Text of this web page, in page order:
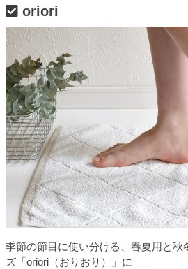
oriori
季節の節目に使い分ける、春夏用と秋
ズ「oriori（おりおり）」に